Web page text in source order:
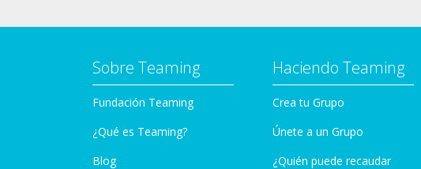
Sobre Teaming
Fundación Teaming
¿Qué es Teaming?
Blog
Haciendo Teaming
Crea tu Grupo
Únete a un Grupo
¿Quién puede recaudar